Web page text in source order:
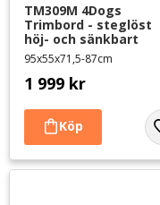
TM309M 4Dogs
Trimbord - steglöst
höj- och sänkbart
95x55x71,5-87cm
1 999 kr